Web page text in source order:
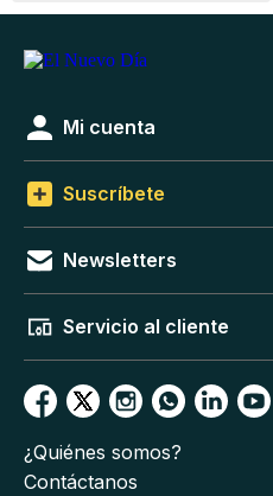
Mi cuenta
Suscríbete
Newsletters
Servicio al cliente
¿Quiénes somos?
Contáctanos